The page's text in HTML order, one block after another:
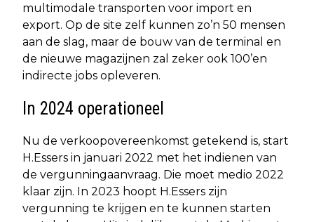
multimodale transporten voor import en
export. Op de site zelf kunnen zo’n 50 mensen
aan de slag, maar de bouw van de terminal en
de nieuwe magazijnen zal zeker ook 100’en
indirecte jobs opleveren.
In 2024 operationeel
Nu de verkoopovereenkomst getekend is, start
H.Essers in januari 2022 met het indienen van
de vergunningaanvraag. Die moet medio 2022
klaar zijn. In 2023 hoopt H.Essers zijn
vergunning te krijgen en te kunnen starten